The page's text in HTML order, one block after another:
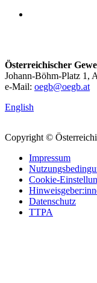
Österreichischer
Johann-Böhm-Platz 1,
e-Mail: oegb@oegb.at
English
Copyright ©
Impressum
Cookie-
Datenschutz
TTPA